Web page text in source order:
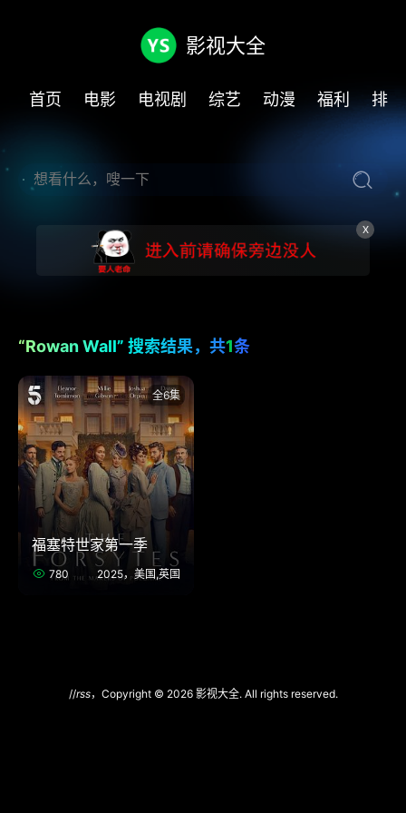
影视大全
首页 电影 电视剧 综艺 动漫 福利 排
X
“Rowan Wall” 搜索结果，共1条
全6集
福塞特世家第一季
780 2025，美国,英国
//rss，Copyright © 2026 影视大全. All rights reserved.